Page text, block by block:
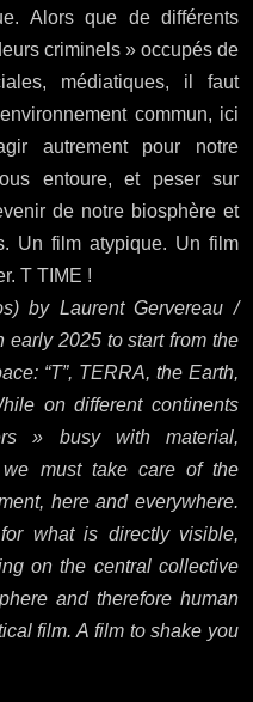
Alors que de différents
criminels » occupés de
médiatiques, il faut
commun, ici
autrement pour notre
entoure, et peser sur
de notre biosphère et
Un film atypique. Un film
T TIME !
by Laurent Gervereau /
early 2025 to start from the
“T”, TERRA, the Earth,
on different continents
» busy with material,
must take care of the
here and everywhere.
what is directly visible,
on the central collective
and therefore human
film. A film to shake you